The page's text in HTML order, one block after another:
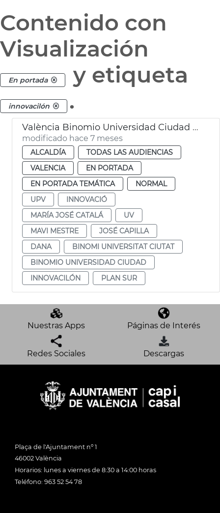
Contenido con
Visualización
En portada y etiqueta
innovacilón .
València Binomio Universidad Ciudad gestión metropolitana
modificado hace 7 meses
ALCALDÍA
TODAS LAS AUDIENCIAS
VALENCIA
EN PORTADA
EN PORTADA TEMÁTICA
NORMAL
UPV
INNOVACIÓ
MARÍA JOSÉ CATALÁ
UV
MAVI MESTRE
JOSÉ CAPILLA
DANA
BINOMI UNIVERSITAT CIUTAT
BINOMIO UNIVERSIDAD CIUDAD
INNOVACILÓN
PLAN SUR
Nuestras Apps Páginas de Interés
Redes Sociales Descargas
Plaça de l'Ajuntament nº 1
46002 València
Horarios: lunes a viernes de 8:30 a 14:00 horas
Teléfono: 963 52 54 78